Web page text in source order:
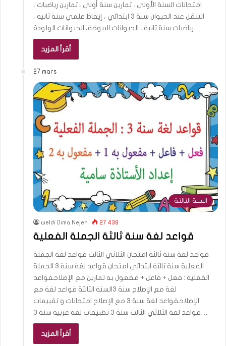
امتحانات السنة الأولى ، تمارين سنة أولى ، تمارين رياضيات ،
التنقل عند الحيوان سنة 3 ابتدائي ، إيقاظ علمي سنة ثانية ،
أقرأ المزيد
27 mars
السنة الثالثة
weldi Dima Nejeh 27 438
قواعد لغة سنة ثالثة الجملة الفعلية
قواعد لغة سنة ثالثة امتحان الثلاثي الثالث قواعد لغة الجملة
الفعلية سنة ثالثة ابتدائي امتحان قواعد لغة سنة 3 الجملة
الفعلية : فعل + فاعل + مفعول به تمارين مع الإصلاحقواعد
لغة مع الإصلاح سنة 3السنة الثالثة قواعد لغة مع
الإصلاحقواعد لغة سنة 3 مع الإصلاح امتحانات و تقييمات
قواعد لغة الثلاثي الثالث سنة 3 تطبيقات لغة عربية سنة 3…
أقرأ المزيد